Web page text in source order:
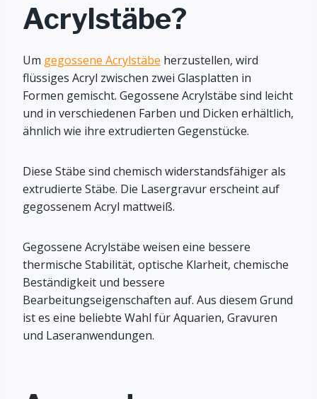
Acrylstäbe?
Um gegossene Acrylstäbe herzustellen, wird
flüssiges Acryl zwischen zwei Glasplatten in
Formen gemischt. Gegossene Acrylstäbe sind leicht
und in verschiedenen Farben und Dicken erhältlich,
ähnlich wie ihre extrudierten Gegenstücke.
Diese Stäbe sind chemisch widerstandsfähiger als
extrudierte Stäbe. Die Lasergravur erscheint auf
gegossenem Acryl mattweiß.
Gegossene Acrylstäbe weisen eine bessere
thermische Stabilität, optische Klarheit, chemische
Beständigkeit und bessere
Bearbeitungseigenschaften auf. Aus diesem Grund
ist es eine beliebte Wahl für Aquarien, Gravuren
und Laseranwendungen.